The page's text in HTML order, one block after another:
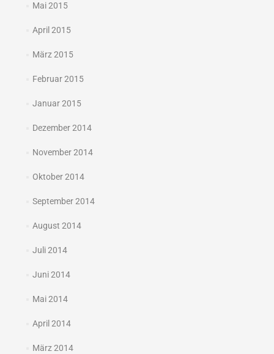
Mai 2015
April 2015
März 2015
Februar 2015
Januar 2015
Dezember 2014
November 2014
Oktober 2014
September 2014
August 2014
Juli 2014
Juni 2014
Mai 2014
April 2014
März 2014